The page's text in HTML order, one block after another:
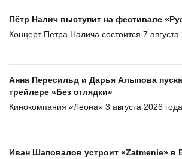
Пётр Налич выступит на фестивале
Концерт Петра Налича состоится 7 августа
Анна Пересильд и Дарья Алыпова
трейлере «Без оглядки»
Кинокомпания «Леона» 3 августа 2026 года
Иван Шаповалов устроит «Zatmenie» в